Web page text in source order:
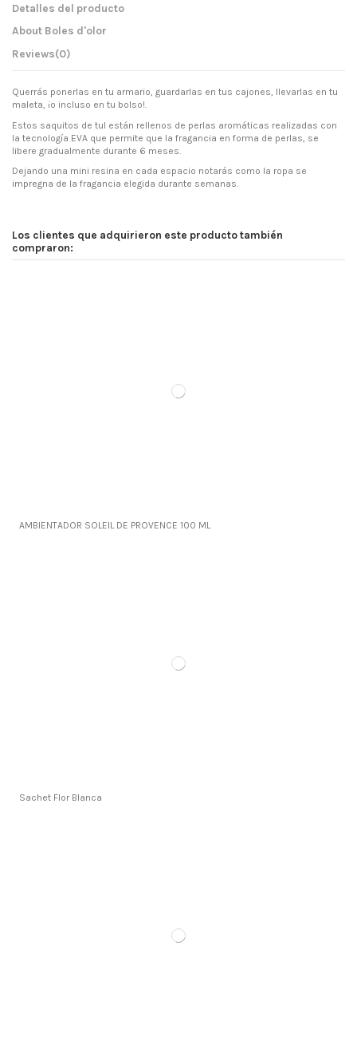
Detalles del producto
About Boles d'olor
Reviews(0)
Querrás ponerlas en tu armario, guardarlas en tus cajones, llevarlas en tu
maleta, ¡o incluso en tu bolso!.
Estos saquitos de tul están rellenos de perlas aromáticas realizadas con
la tecnología EVA que permite que la fragancia en forma de perlas, se
libere gradualmente durante 6 meses.
Dejando una mini resina en cada espacio notarás como la ropa se
impregna de la fragancia elegida durante semanas.
Los clientes que adquirieron este producto también
compraron:
AMBIENTADOR SOLEIL DE PROVENCE 100 ML
Sachet Flor Blanca